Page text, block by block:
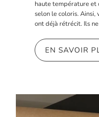
haute température et
selon le coloris.
ont déjà rétrécit. Ils
EN SAVOIR